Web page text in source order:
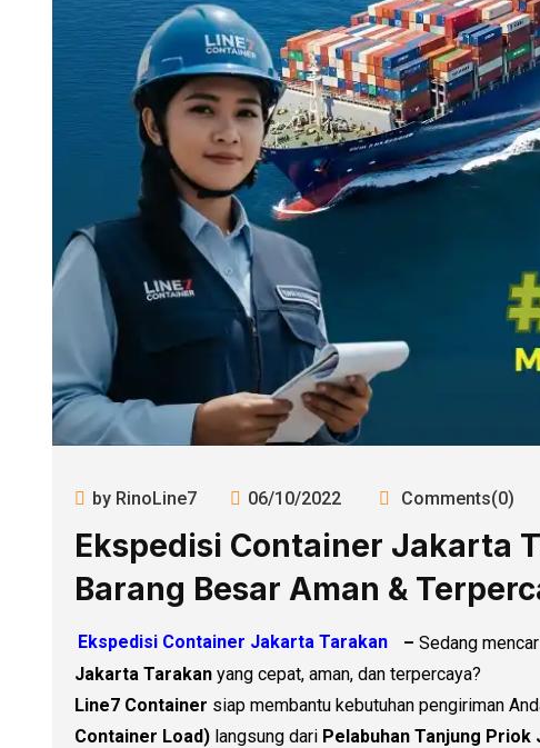
by RinoLine7 06/10/2022 Comments(0)
Ekspedisi Container Jakarta
Barang Besar Aman &
Ekspedisi Container Jakarta Tarakan – Sedang
Jakarta Tarakan yang cepat, aman, dan terpercaya?
Line7 Container siap membantu kebutuhan pengiriman
Container Load) langsung dari Pelabuhan Tanjung Priok